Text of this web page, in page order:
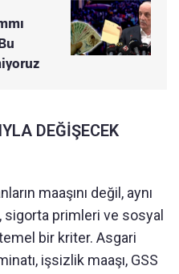
DEĞİŞECEK
maaşını değil, aynı
primleri ve sosyal
bir kriter. Asgari
işsizlik maaşı, GSS